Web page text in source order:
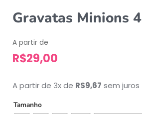
Gravatas Minions 4
A partir de
R$29,00
A partir de 3x de R$9,67 sem juros
Tamanho